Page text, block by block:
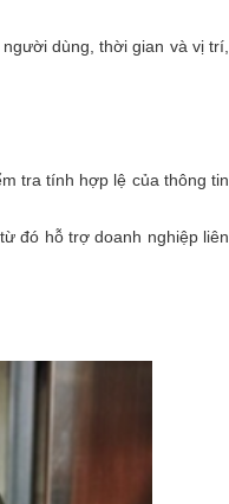
dùng, thời gian và vị trí,
tra tính hợp lệ của thông tin
đó hỗ trợ doanh nghiệp liên